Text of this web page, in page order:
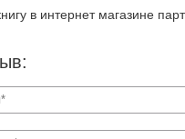
в интернет магазине